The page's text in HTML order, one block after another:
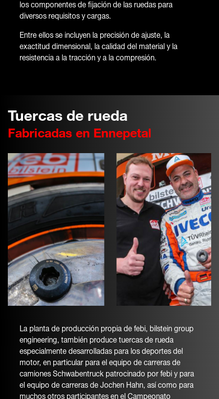
los componentes de fijación de las ruedas para
diversos requisitos y cargas.
Entre ellos se incluyen la precisión de ajuste, la
exactitud dimensional, la calidad del material y la
resistencia a la tracción y a la compresión.
Tuercas de rueda
Fabricadas en Ennepetal
La planta de producción propia de febi, bilstein group
engineering, también produce tuercas de rueda
especialmente desarrolladas para los deportes del
motor, en particular para el equipo de carreras de
camiones Schwabentruck patrocinado por febi y para
el equipo de carreras de Jochen Hahn, así como para
muchos otros participantes en el Campeonato